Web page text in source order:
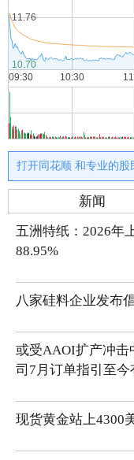
打开同花顺 和专业的股
新闻
五洲特纸：2026年
88.95%
八家硅料企业发布
或受AAOI扩产冲击
司7月订单指引至今
现货黄金站上4300